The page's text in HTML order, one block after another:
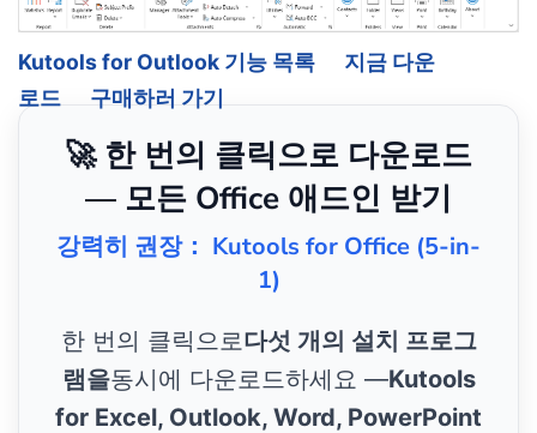
Kutools for Outlook 기능 목록
지금 다운
로드
구매하러 가기
🚀 한 번의 클릭으로 다운로드
— 모든 Office 애드인 받기
강력히 권장： Kutools for Office (5-in-
1)
한 번의 클릭으로다섯 개의 설치 프로그
램을동시에 다운로드하세요 —Kutools
for Excel, Outlook, Word, PowerPoint